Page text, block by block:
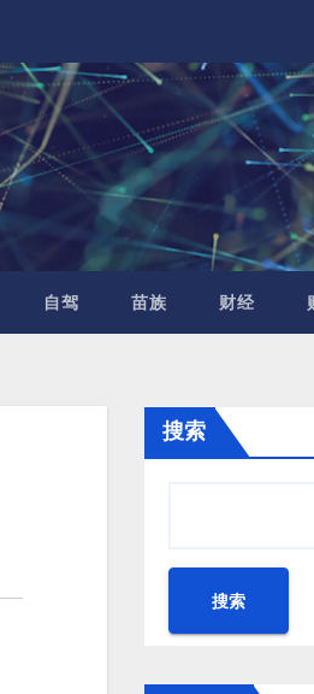
自驾 苗族 财经
搜索
搜索